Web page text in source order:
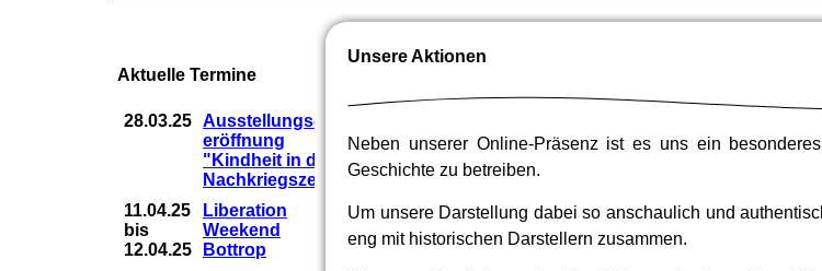
Unsere Aktionen
Neben unserer Online-Präsenz ist es uns ein
Geschichte zu betreiben.
Um unsere Darstellung dabei so anschaulich und
eng mit historischen Darstellern zusammen.
Aktuelle Termine
28.03.25 Ausstellungs-
eröffnung
"Kindheit in der
Nachkriegszeit"
11.04.25
bis
12.04.25
Liberation
Weekend
Bottrop